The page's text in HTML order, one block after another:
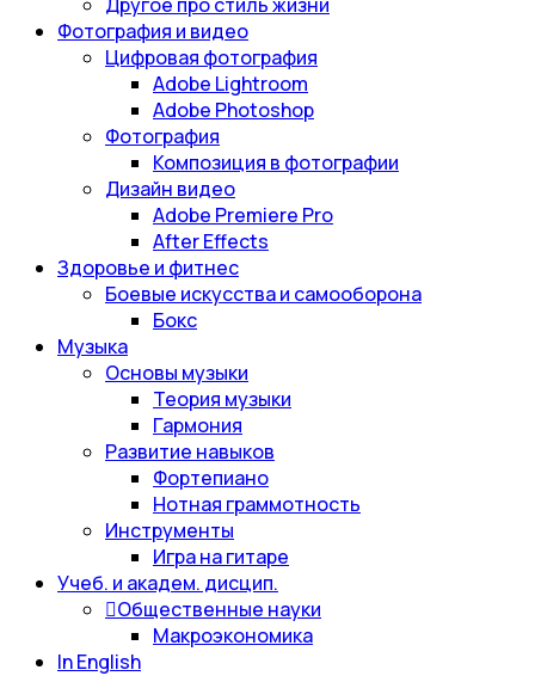
Фотография и видео
Цифровая фотография
Adobe Lightroom
Adobe Photoshop
Фотография
Композиция в фотографии
Дизайн видео
Adobe Premiere Pro
After Effects
Здоровье и фитнес
Боевые искусства и самооборона
Бокс
Музыка
Основы музыки
Теория музыки
Гармония
Развитие навыков
Фортепиано
Нотная граммотность
Инструменты
Игра на гитаре
Учеб. и академ. дисцип.
Общественные науки
Макроэкономика
In English